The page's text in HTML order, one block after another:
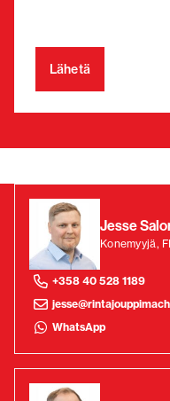
Jesse
Konemyyjä,
+358 40 528 1189
WhatsApp